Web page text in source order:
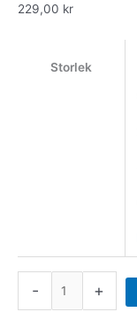
229,00 kr
Storlek
- +